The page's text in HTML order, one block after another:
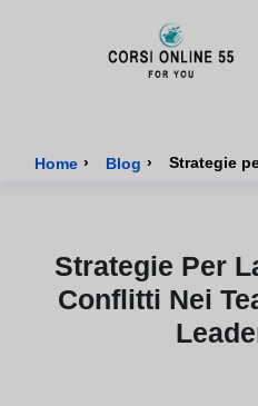
Home › Blog › Strategie
Strategie Per
Conflitti Nei